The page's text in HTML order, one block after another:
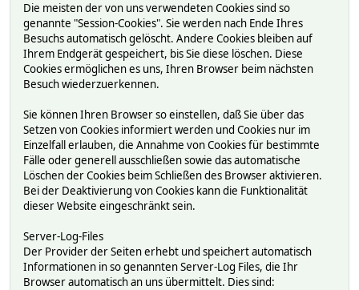
Die meisten der von uns verwendeten Cookies sind so
genannte "Session-Cookies". Sie werden nach Ende Ihres
Besuchs automatisch gelöscht. Andere Cookies bleiben auf
Ihrem Endgerät gespeichert, bis Sie diese löschen. Diese
Cookies ermöglichen es uns, Ihren Browser beim nächsten
Besuch wiederzuerkennen.
Sie können Ihren Browser so einstellen, daß Sie über das
Setzen von Cookies informiert werden und Cookies nur im
Einzelfall erlauben, die Annahme von Cookies für bestimmte
Fälle oder generell ausschließen sowie das automatische
Löschen der Cookies beim Schließen des Browser aktivieren.
Bei der Deaktivierung von Cookies kann die Funktionalität
dieser Website eingeschränkt sein.
Server-Log-Files
Der Provider der Seiten erhebt und speichert automatisch
Informationen in so genannten Server-Log Files, die Ihr
Browser automatisch an uns übermittelt. Dies sind: